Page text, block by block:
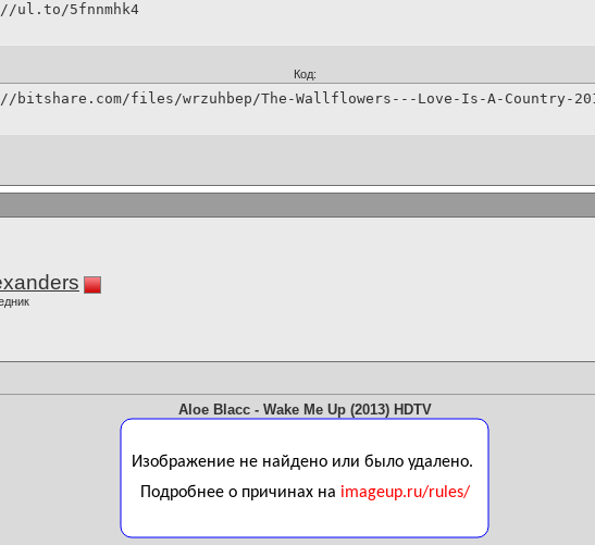
ul.to/5fnnmhk4
Код:
bitshare.com/files/wrzuhbep/The-Wallflowers---Love-Is-A-Country-
Aloe Blacc - Wake Me Up (2013) HDTV